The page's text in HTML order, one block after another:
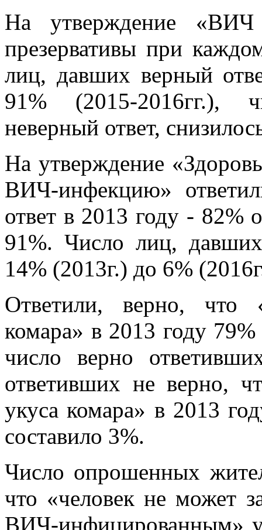
На утверждение «ВИЧ
презервативы при
лиц, давших верный
91% (2015-2016гг.),
неверный ответ,
На утверждение
ВИЧ-инфекцию»
ответ в 2013 году -
91%. Число лиц,
14% (2013г.) до 6%
Ответили, верно, что
комара» в 2013 году
число верно
ответивших не верно,
укуса комара» в 2013
составило 3%.
Число опрошенных
что «человек не может
ВИЧ-инфицированным»